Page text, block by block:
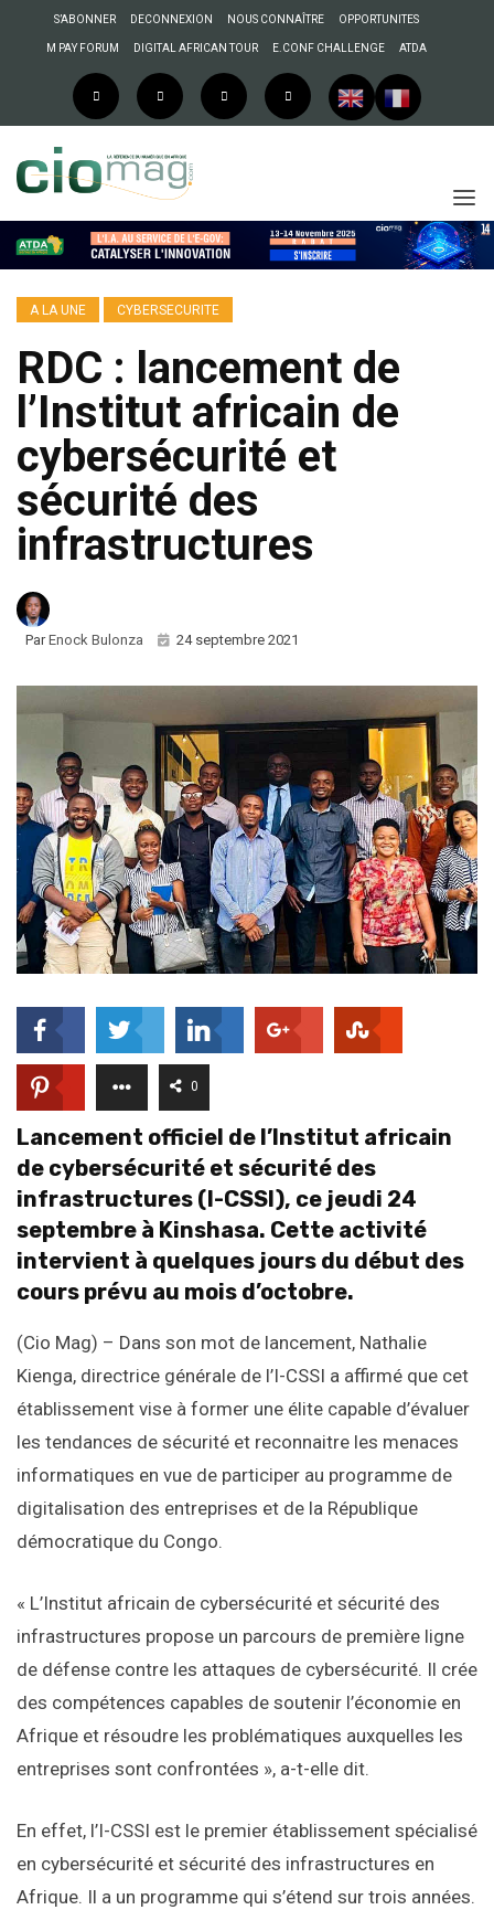
S’ABONNER DECONNEXION NOUS CONNAÎTRE OPPORTUNITES
M PAY FORUM DIGITAL AFRICAN TOUR E.CONF CHALLENGE ATDA
A LA UNE CYBERSECURITE
RDC : lancement de
l’Institut africain de
cybersécurité et
sécurité des
infrastructures
ParEnock Bulonza 24 septembre 2021
0
Lancement officiel de l’Institut africain
de cybersécurité et sécurité des
infrastructures (I-CSSI), ce jeudi 24
septembre à Kinshasa. Cette activité
intervient à quelques jours du début des
cours prévu au mois d’octobre.
(Cio Mag) – Dans son mot de lancement, Nathalie
Kienga, directrice générale de l’I-CSSI a affirmé que cet
établissement vise à former une élite capable d’évaluer
les tendances de sécurité et reconnaitre les menaces
informatiques en vue de participer au programme de
digitalisation des entreprises et de la République
démocratique du Congo.
« L’Institut africain de cybersécurité et sécurité des
infrastructures propose un parcours de première ligne
de défense contre les attaques de cybersécurité. Il crée
des compétences capables de soutenir l’économie en
Afrique et résoudre les problématiques auxquelles les
entreprises sont confrontées », a-t-elle dit.
En effet, l’I-CSSI est le premier établissement spécialisé
en cybersécurité et sécurité des infrastructures en
Afrique. Il a un programme qui s’étend sur trois années.